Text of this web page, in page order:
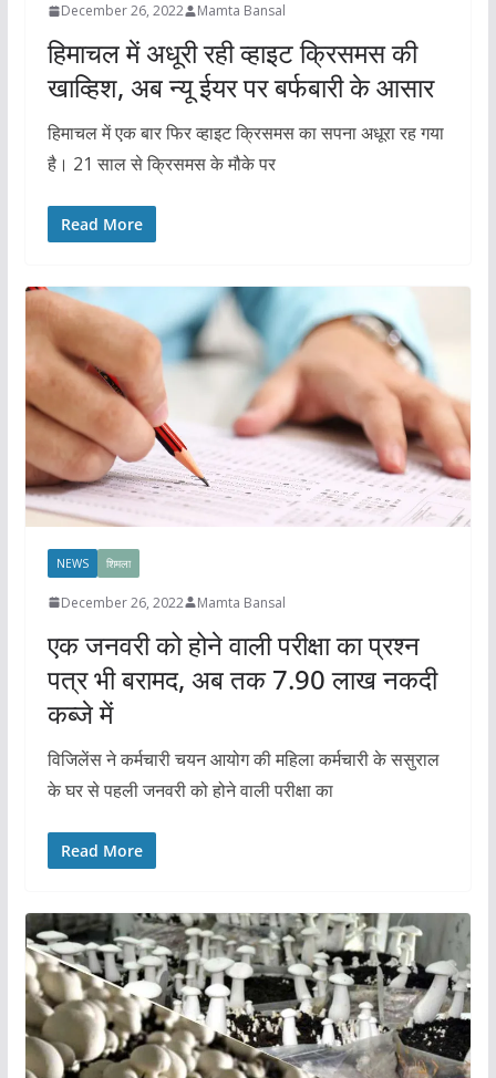
December 26, 2022 Mamta Bansal
हिमाचल में अधूरी रही व्हाइट क्रिसमस की
खाव्हिश, अब न्यू ईयर पर बर्फबारी के आसार
हिमाचल में एक बार फिर व्हाइट क्रिसमस का सपना अधूरा रह गया
है। 21 साल से क्रिसमस के मौके पर
Read More
NEWS शिमला
December 26, 2022 Mamta Bansal
एक जनवरी को होने वाली परीक्षा का प्रश्न
पत्र भी बरामद, अब तक 7.90 लाख नकदी
कब्जे में
विजिलेंस ने कर्मचारी चयन आयोग की महिला कर्मचारी के ससुराल
के घर से पहली जनवरी को होने वाली परीक्षा का
Read More